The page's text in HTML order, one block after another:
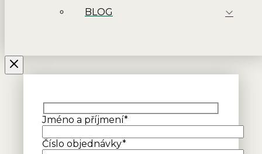
BLOG
Jméno a příjmení*
Číslo objednávky*